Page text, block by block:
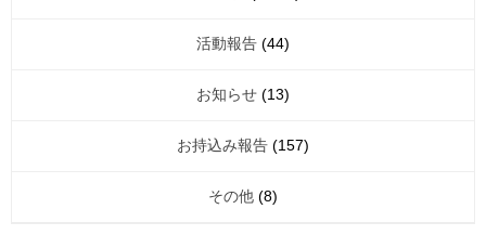
活動報告 (44)
お知らせ (13)
お持込み報告 (157)
その他 (8)